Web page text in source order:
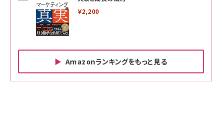
￥2,200
Amazonランキングをもっと見る